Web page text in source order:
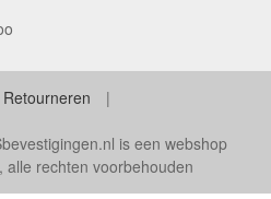
Retourneren
is een webshop
, alle rechten voorbehouden